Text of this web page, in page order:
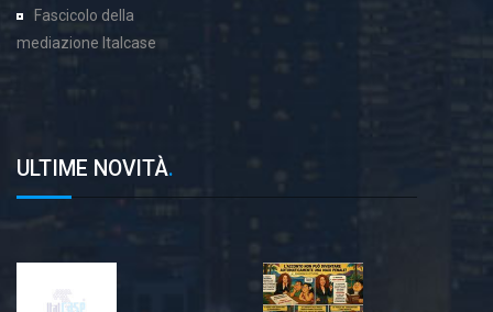
Fascicolo della
mediazione Italcase
ULTIME NOVITÀ.